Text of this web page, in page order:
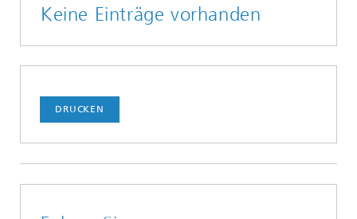
Keine Einträge vorhanden
DRUCKEN